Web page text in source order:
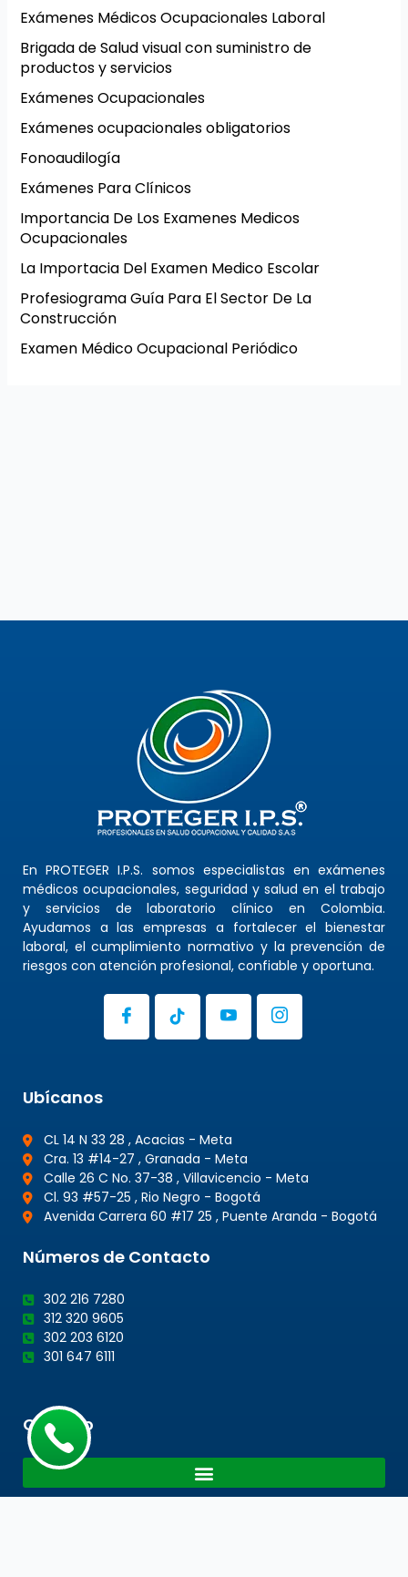
Exámenes Médicos Ocupacionales Laboral
Brigada de Salud visual con suministro de
productos y servicios
Exámenes Ocupacionales
Exámenes ocupacionales obligatorios
Fonoaudilogía
Exámenes Para Clínicos
Importancia De Los Examenes Medicos
Ocupacionales
La Importacia Del Examen Medico Escolar
Profesiograma Guía Para El Sector De La
Construcción
Examen Médico Ocupacional Periódico
En PROTEGER I.P.S. somos especialistas en exámenes
médicos ocupacionales, seguridad y salud en el trabajo
y servicios de laboratorio clínico en Colombia.
Ayudamos a las empresas a fortalecer el bienestar
laboral, el cumplimiento normativo y la prevención de
riesgos con atención profesional, confiable y oportuna.
Ubícanos
CL 14 N 33 28 , Acacias - Meta
Cra. 13 #14-27 , Granada - Meta
Calle 26 C No. 37-38 , Villavicencio - Meta
Cl. 93 #57-25 , Rio Negro - Bogotá
Avenida Carrera 60 #17 25 , Puente Aranda - Bogotá
Números de Contacto
302 216 7280
312 320 9605
302 203 6120
301 647 6111
Cotacto